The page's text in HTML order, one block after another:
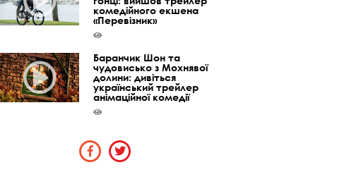
комедійного екшена
«Перевізник»
Баранчик Шон та
чудовисько з Мохнявої
долини: дивіться
український трейлер
анімаційної комедії